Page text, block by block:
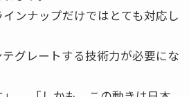
ンナップだけではとても対応し
グレートする技術力が必要にな